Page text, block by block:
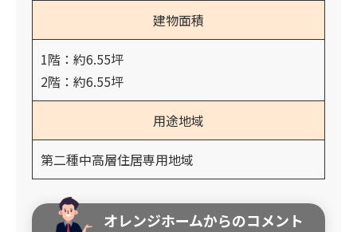
建物面積
1階：約6.55坪
2階：約6.55坪
用途地域
第二種中高層住居専用地域
オレンジホームからのコメント